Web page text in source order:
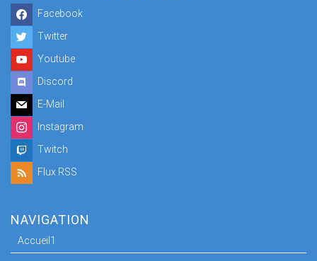
Facebook
Twitter
Youtube
Discord
E-Mail
Instagram
Twitch
Flux RSS
NAVIGATION
Accueil1